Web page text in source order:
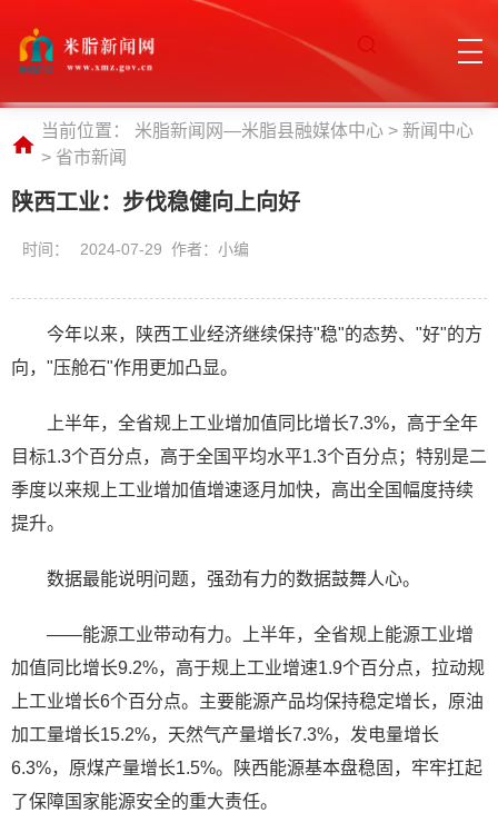
当前位置： 米脂新闻网—米脂县融媒体中心 > 新闻中心
> 省市新闻
陕西工业：步伐稳健向上向好
时间： 2024-07-29 作者：小编
今年以来，陕西工业经济继续保持"稳"的态势、"好"的方
向，"压舱石"作用更加凸显。
上半年，全省规上工业增加值同比增长7.3%，高于全年
目标1.3个百分点，高于全国平均水平1.3个百分点；特别是二
季度以来规上工业增加值增速逐月加快，高出全国幅度持续
提升。
数据最能说明问题，强劲有力的数据鼓舞人心。
——能源工业带动有力。上半年，全省规上能源工业增
加值同比增长9.2%，高于规上工业增速1.9个百分点，拉动规
上工业增长6个百分点。主要能源产品均保持稳定增长，原油
加工量增长15.2%，天然气产量增长7.3%，发电量增长
6.3%，原煤产量增长1.5%。陕西能源基本盘稳固，牢牢扛起
了保障国家能源安全的重大责任。